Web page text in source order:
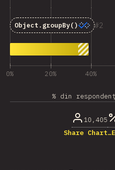
2
Object.groupBy()
0% 20% 40%
% din
10,405
Share Chart…